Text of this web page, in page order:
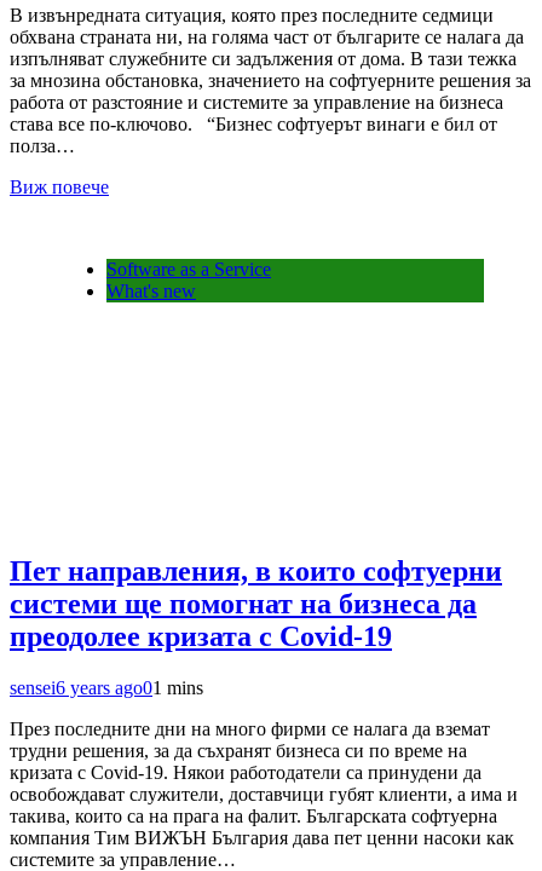
В извънредната ситуация, която през последните седмици
обхвана страната ни, на голяма част от българите се налага да
изпълняват служебните си задължения от дома. В тази тежка
за мнозина обстановка, значението на софтуерните решения за
работа от разстояние и системите за управление на бизнеса
става все по-ключово. “Бизнес софтуерът винаги е бил от
полза…
Виж повече
Software as a Service
What's new
Пет направления, в които софтуерни
системи ще помогнат на бизнеса да
преодолее кризата с Covid-19
sensei6 years ago01 mins
През последните дни на много фирми се налага да вземат
трудни решения, за да съхранят бизнеса си по време на
кризата с Covid-19. Някои работодатели са принудени да
освобождават служители, доставчици губят клиенти, а има и
такива, които са на прага на фалит. Българската софтуерна
компания Тим ВИЖЪН България дава пет ценни насоки как
системите за управление…